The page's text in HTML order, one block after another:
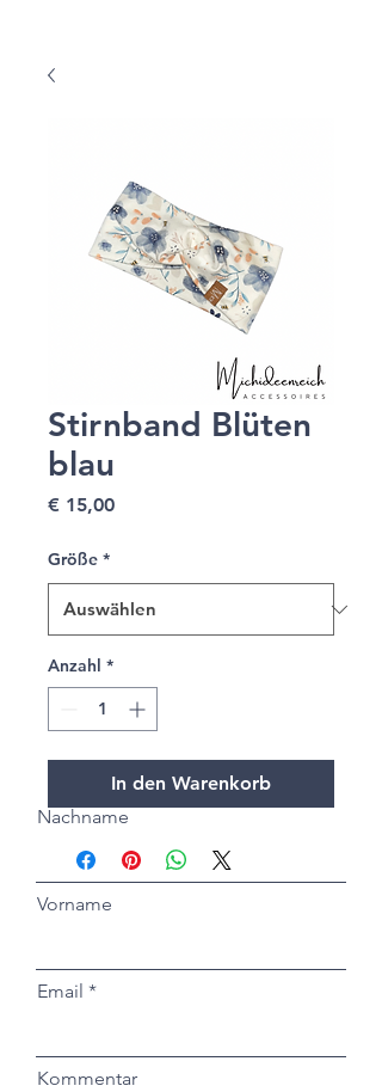
Stirnband Blüten
blau
€ 15,00Preis
Größe *
Anzahl *
In den Warenkorb
Nachname
Vorname
Email
Kommentar